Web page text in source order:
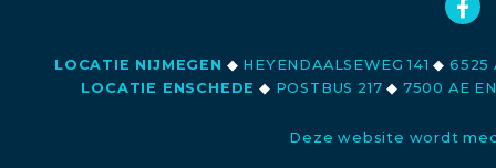
LOCATIE NIJMEGEN ◆ HEYENDAALSEWEG 141◆ 6525
LOCATIE ENSCHEDE ◆ POSTBUS 217◆ 7500 AE
Deze website wordt